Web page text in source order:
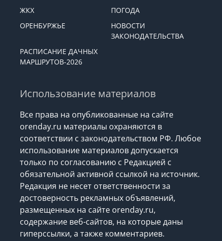
ЖКХ
ПОГОДА
ОРЕНБУРЖЬЕ
НОВОСТИ
ЗАКОНОДАТЕЛЬСТВА
РАСПИСАНИЕ ДАЧНЫХ
МАРШРУТОВ-2026
Использование материалов
Все права на опубликованные на сайте
orenday.ru материалы охраняются в
соответствии с законодательством РФ. Любое
использование материалов допускается
только по согласованию с Редакцией с
обязательной активной ссылкой на источник.
Редакция не несет ответственности за
достоверность рекламных объявлений,
размещенных на сайте orenday.ru,
содержание веб-сайтов, на которые даны
гиперссылки, а также комментариев.